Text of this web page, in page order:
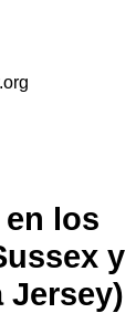
los
y
Jersey)